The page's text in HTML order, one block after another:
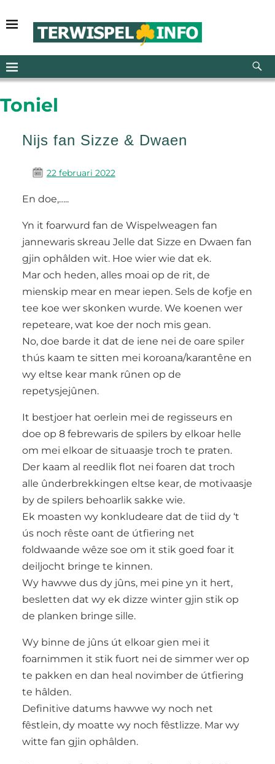
Toniel
Nijs fan Sizze & Dwaen
22 februari 2022
En doe,…..
Yn it foarwurd fan de Wispelweagen fan
jannewaris skreau Jelle dat Sizze en Dwaen fan
gjin ophâlden wit. Hoe wier wie dat ek.
Mar och heden, alles moai op de rit, de
mienskip mear en mear iepen. Sels de kofje en
tee koe wer skonken wurde. We koenen wer
repeteare, wat koe der noch mis gean.
No, doe barde it dat de iene nei de oare spiler
thús kaam te sitten mei koroana/karantêne en
wy eltse kear mank rûnen op de
repetysjejûnen.
It bestjoer hat oerlein mei de regisseurs en
doe op 8 febrewaris de spilers by elkoar helle
om mei elkoar de situaasje troch te praten.
Der kaam al reedlik flot nei foaren dat troch
alle ûnderbrekkingen eltse kear, de motivaasje
by de spilers behoarlik sakke wie.
Ek moasten wy konkludeare dat de tiid dy ‘t
ús noch rêste oant de útfiering net
foldwaande wêze soe om it stik goed foar it
deiljocht bringe te kinnen.
Wy hawwe dus dy jûns, mei pine yn it hert,
besletten dat wy ek dizze winter gjin stik op
de planken bringe sille.
Wy binne de jûns út elkoar gien mei it
foarnimmen it stik fuort nei de simmer wer op
te pakken en dan heal novimber de útfiering
te hâlden.
Definitive datums hawwe wy noch net
fêstlein, dy moatte wy noch fêstlizze. Mar wy
witte fan gjin ophâlden.